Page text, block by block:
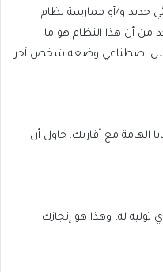
جديد و/أو ممارسة نظام
من أن هذا النظام هو ما
اصطناعي وضعه شخص آخر
الهامة مع أقاربك. حاول أن
توليه له، وهذا هو إنجازك